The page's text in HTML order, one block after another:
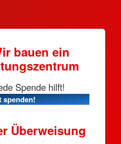
bauen ein
Spende hilft!
spenden!
Überweisung